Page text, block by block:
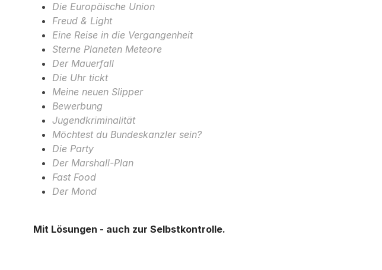
Die Europäische Union
Freud & Light
Eine Reise in die Vergangenheit
Sterne Planeten Meteore
Der Mauerfall
Die Uhr tickt
Meine neuen Slipper
Bewerbung
Jugendkriminalität
Möchtest du Bundeskanzler sein?
Die Party
Der Marshall-Plan
Fast Food
Der Mond
Mit Lösungen - auch zur Selbstkontrolle.